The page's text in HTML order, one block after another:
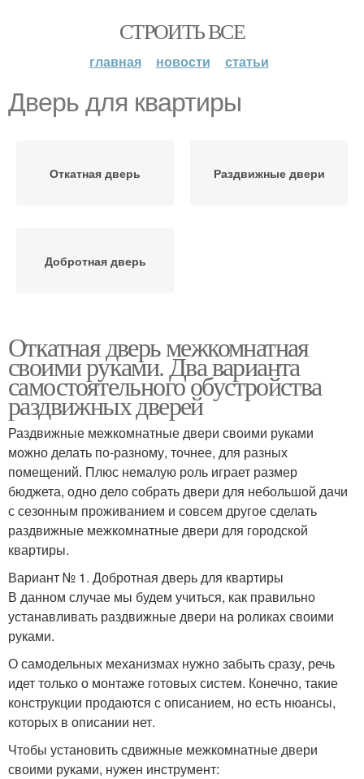
СТРОИТЬ ВСЕ
главная новости статьи
Дверь для квартиры
Откатная дверь Раздвижные двери
Добротная дверь
Откатная дверь межкомнатная
своими руками. Два варианта
самостоятельного обустройства
раздвижных дверей
Раздвижные межкомнатные двери своими руками
можно делать по-разному, точнее, для разных
помещений. Плюс немалую роль играет размер
бюджета, одно дело собрать двери для небольшой дачи
с сезонным проживанием и совсем другое сделать
раздвижные межкомнатные двери для городской
квартиры.
Вариант № 1. Добротная дверь для квартиры
В данном случае мы будем учиться, как правильно
устанавливать раздвижные двери на роликах своими
руками.
О самодельных механизмах нужно забыть сразу, речь
идет только о монтаже готовых систем. Конечно, такие
конструкции продаются с описанием, но есть нюансы,
которых в описании нет.
Чтобы установить сдвижные межкомнатные двери
своими руками, нужен инструмент: